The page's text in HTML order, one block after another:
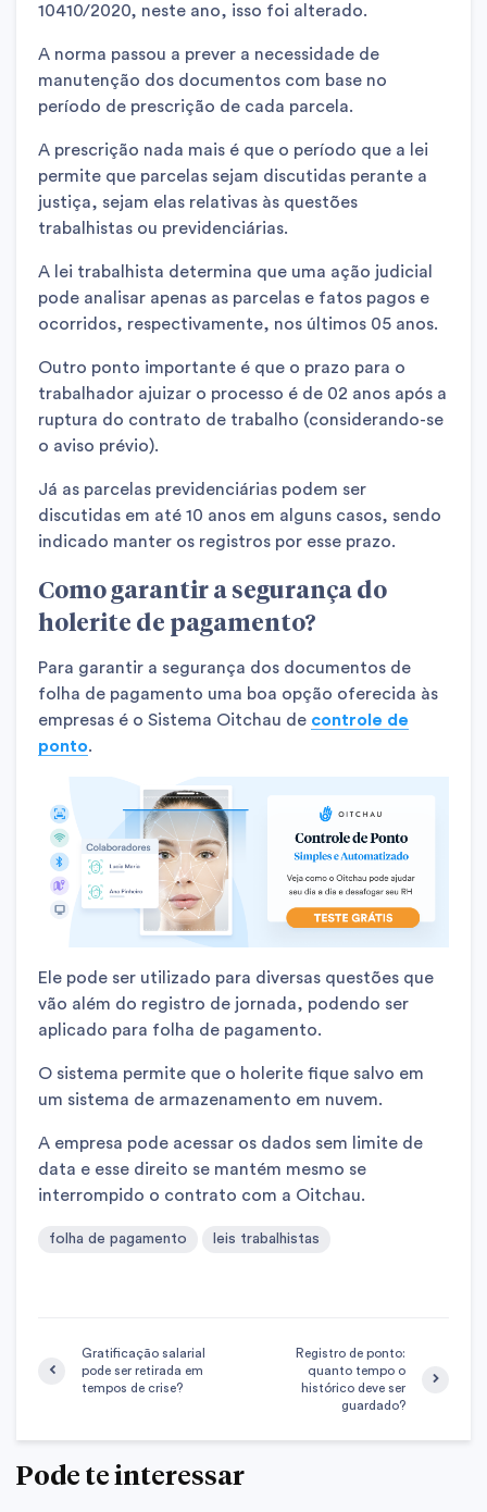
10410/2020, neste ano, isso foi alterado.
A norma passou a prever a necessidade de
manutenção dos documentos com base no
período de prescrição de cada parcela.
A prescrição nada mais é que o período que a lei
permite que parcelas sejam discutidas perante a
justiça, sejam elas relativas às questões
trabalhistas ou previdenciárias.
A lei trabalhista determina que uma ação judicial
pode analisar apenas as parcelas e fatos pagos e
ocorridos, respectivamente, nos últimos 05 anos.
Outro ponto importante é que o prazo para o
trabalhador ajuizar o processo é de 02 anos após a
ruptura do contrato de trabalho (considerando-se
o aviso prévio).
Já as parcelas previdenciárias podem ser
discutidas em até 10 anos em alguns casos, sendo
indicado manter os registros por esse prazo.
Como garantir a segurança do
holerite de pagamento?
Para garantir a segurança dos documentos de
folha de pagamento uma boa opção oferecida às
empresas é o Sistema Oitchau de controle de
ponto.
Ele pode ser utilizado para diversas questões que
vão além do registro de jornada, podendo ser
aplicado para folha de pagamento.
O sistema permite que o holerite fique salvo em
um sistema de armazenamento em nuvem.
A empresa pode acessar os dados sem limite de
data e esse direito se mantém mesmo se
interrompido o contrato com a Oitchau.
folha de pagamento leis trabalhistas
Gratificação salarial
pode ser retirada em
tempos de crise?
Registro de ponto:
quanto tempo o
histórico deve ser
guardado?
Pode te interessar